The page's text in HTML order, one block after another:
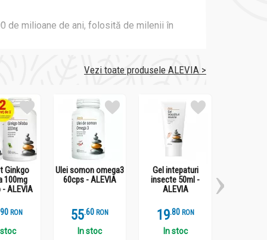
de milioane de ani, folosită de milenii în
Flavonoidele și terpenoizii din
declinului cognitiv, îmbunătățirea
Vezi toate produsele ALEVIA >
Ginkgo
100mg
ALEVIA
9 RON
stoc
Ulei somon omega3
60cps - ALEVIA
55.6 RON
In stoc
Gel intepaturi
insecte 50ml -
ALEVIA
19.8 RON
In stoc